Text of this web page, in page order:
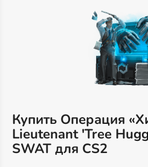
Купить Операция
Lieutenant 'Tree
SWAT для CS2